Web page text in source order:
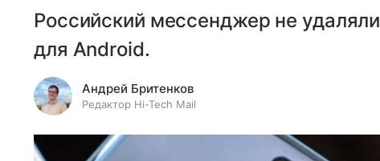
Российский мессенджер не
для Android.
Андрей Бритенков
Редактор Hi-Tech Mail